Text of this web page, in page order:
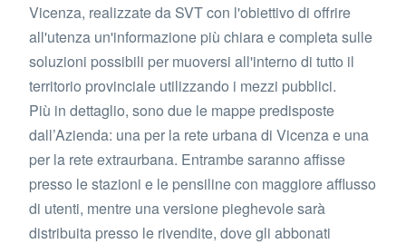
Vicenza, realizzate da SVT con l'obiettivo di offrire
all'utenza un'informazione più chiara e completa sulle
soluzioni possibili per muoversi all'interno di tutto il
territorio provinciale utilizzando i mezzi pubblici.
Più in dettaglio, sono due le mappe predisposte
dall’Azienda: una per la rete urbana di Vicenza e una
per la rete extraurbana. Entrambe saranno affisse
presso le stazioni e le pensiline con maggiore afflusso
di utenti, mentre una versione pieghevole sarà
distribuita presso le rivendite, dove gli abbonati